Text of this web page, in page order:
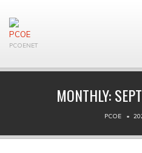
PCOENET
MONTHLY:
PCOE